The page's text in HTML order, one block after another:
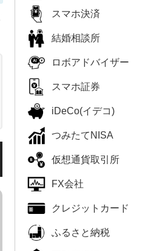
スマホ決済
結婚相談所
ロボアドバイザー
スマホ証券
iDeCo(イデコ)
つみたてNISA
仮想通貨取引所
FX会社
クレジットカード
ふるさと納税